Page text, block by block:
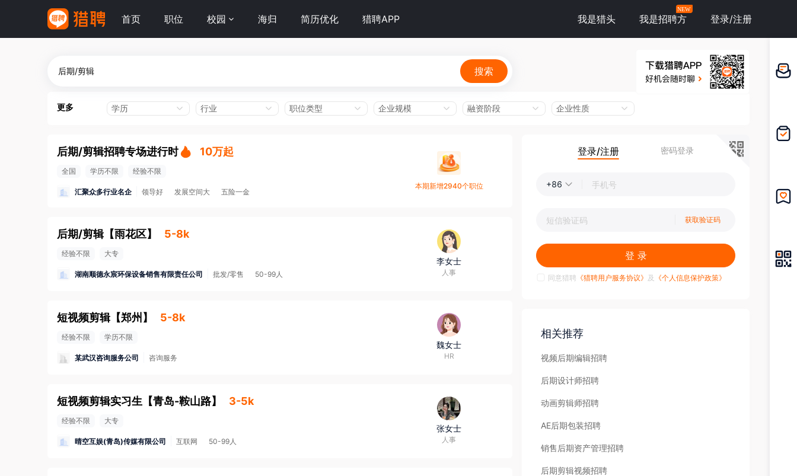
首页 职位 校园 海归 简历优化 猎聘APP 我是猎头 我是招聘方
NEW
登录/注册
搜索
更多 学历 行业 职位类型 企业规模 融资阶段 企业性质
后期/剪辑招聘专场进行时 10万起
全国 学历不限 经验不限
汇聚众多行业名企 领导好 发展空间大 五险一金
本期新增2940个职位
后期/剪辑 【雨花区】 5-8k
经验不限 大专
湖南顺德永宸环保设备销售有限责任公司 批发/零售 50-99人
李女士
人事
短视频剪辑 【郑州 】 5-8k
经验不限 学历不限
某武汉咨询服务公司 咨询服务
魏女士
HR
短视频剪辑实习生 【青岛-鞍山路】 3-5k
经验不限 大专
晴空互娱(青岛)传媒有限公司 互联网 50-99人
张女士
人事
登录/注册 密码登录
+86
获取验证码
登 录
同意猎聘 《猎聘用户服务协议》 及 《个人信息保护政策》
相关推荐
视频后期编辑招聘
后期设计师招聘
动画剪辑师招聘
AE后期包装招聘
销售后期资产管理招聘
后期剪辑视频招聘